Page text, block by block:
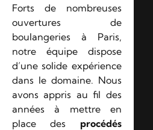
Forts de nombreuses
ouvertures de
boulangeries à Paris,
notre équipe dispose
d’une solide expérience
dans le domaine. Nous
avons appris au fil des
années à mettre en
place des procédés